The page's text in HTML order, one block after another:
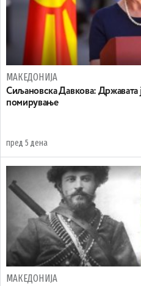
МАКЕДОНИЈА
Сиљановска Давкова: Државата
помирување
пред 5 дена
МАКЕДОНИЈА